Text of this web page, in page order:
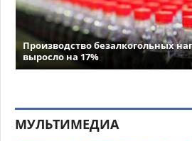
Производство безалкогольных
выросло на 17%
МУЛЬТИМЕДИА